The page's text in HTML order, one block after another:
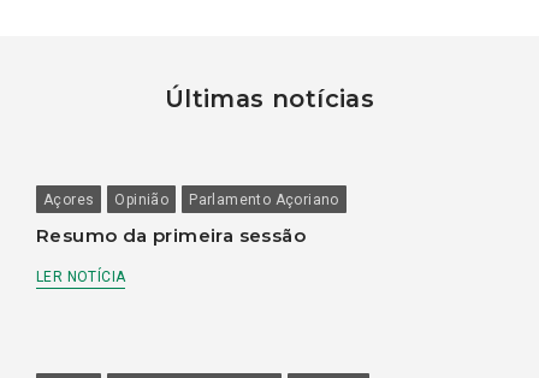
Últimas notícias
Açores Opinião Parlamento Açoriano
Resumo da primeira sessão
LER NOTÍCIA